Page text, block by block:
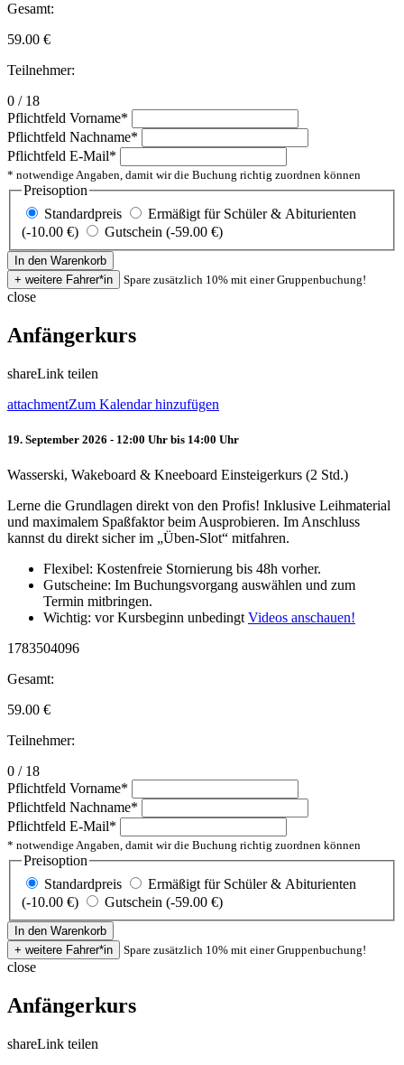
Gesamt:
59.00 €
Teilnehmer:
0 / 18
Pflichtfeld Vorname*
Pflichtfeld Nachname*
Pflichtfeld E-Mail*
* notwendige Angaben, damit wir die Buchung richtig zuordnen können
Preisoption
Standardpreis
Ermäßigt für Schüler & Abiturienten
(-10.00 €)
Gutschein (-59.00 €)
Spare zusätzlich 10% mit einer Gruppenbuchung!
close
Anfängerkurs
shareLink teilen
attachmentZum Kalendar hinzufügen
19. September 2026 - 12:00 Uhr bis 14:00 Uhr
Wasserski, Wakeboard & Kneeboard Einsteigerkurs (2 Std.)
Lerne die Grundlagen direkt von den Profis! Inklusive Leihmaterial
und maximalem Spaßfaktor beim Ausprobieren. Im Anschluss
kannst du direkt sicher im „Üben-Slot“ mitfahren.
Flexibel: Kostenfreie Stornierung bis 48h vorher.
Gutscheine: Im Buchungsvorgang auswählen und zum
Termin mitbringen.
Wichtig: vor Kursbeginn unbedingt Videos anschauen!
1783504096
Gesamt:
59.00 €
Teilnehmer:
0 / 18
Pflichtfeld Vorname*
Pflichtfeld Nachname*
Pflichtfeld E-Mail*
* notwendige Angaben, damit wir die Buchung richtig zuordnen können
Preisoption
Standardpreis
Ermäßigt für Schüler & Abiturienten
(-10.00 €)
Gutschein (-59.00 €)
Spare zusätzlich 10% mit einer Gruppenbuchung!
close
Anfängerkurs
shareLink teilen